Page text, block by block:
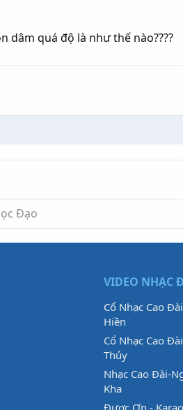
dâm quá độ là như thế nào????
Đạo
VIDEO NHẠC
Cổ Nhạc Cao
Hiền
Cổ Nhạc Cao
Thủy
Nhạc Cao Đài-
Kha
Được Ơn -